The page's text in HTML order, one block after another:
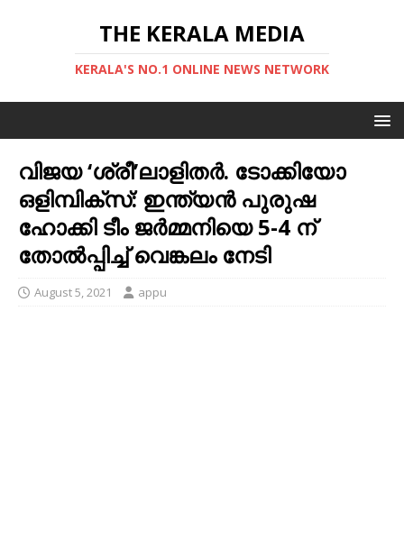
THE KERALA MEDIA
KERALA'S NO.1 ONLINE NEWS NETWORK
വിജയ ‘ശ്രീ’ലാളിതര്‍. ടോക്കിയോ
ഒളിമ്പിക്സ്: ഇന്ത്യൻ പുരുഷ
ഹോക്കി ടീം ജർമ്മനിയെ 5-4 ന്
തോൽപ്പിച്ച് വെങ്കലം നേടി
August 5, 2021 appu